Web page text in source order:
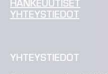
HANKEUUTISET
YHTEYSTIEDOT
YHTEYSTIEDOT